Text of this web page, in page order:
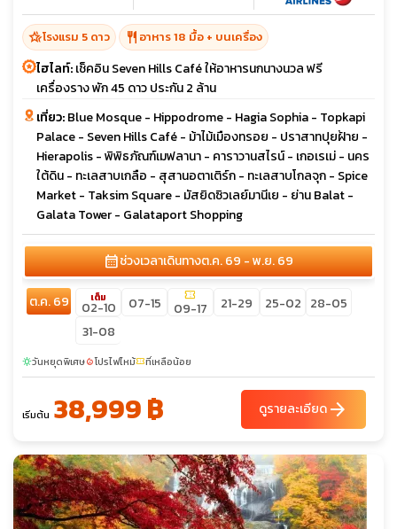
hotel_classโรงแรม 5 ดาว restaurant อาหาร 18 มื้อ + บนเครื่อง
ไฮไลท์:เช็คอิน Seven Hills Café ให้อาหารนกนางนวล ฟรี
เครื่องราง พัก 45 ดาว ประกัน 2 ล้าน
เที่ยว:Blue Mosque - Hippodrome - Hagia Sophia - Topkapi
Palace - Seven Hills Café - ม้าไม้เมืองทรอย - ปราสาทปุยฝ้าย -
Hierapolis - พิพิธภัณฑ์เมฟลานา - คาราวานสไรน์ - เกอเรเม่ - นคร
ใต้ดิน - ทะเลสาบเกลือ - สุสานอตาเติร์ก - ทะเลสาบโกลจุก - Spice
Market - Taksim Square - มัสยิดซิวเลย์มานีเย - ย่าน Balat -
Galata Tower - Galataport Shopping
calendar_monthช่วงเวลาเดินทางต.ค. 69 - พ.ย. 69
ต.ค. 69 เต็ม
02-10 07-15 confirmation_number
09-17 21-29 25-02 28-05
31-08
sunnyวันหยุดพิเศษlocal_fire_departmentโปรไฟไหม้confirmation_numberที่เหลือน้อย
เริ่มต้น 38,999 ฿ ดูรายละเอียดarrow_forward